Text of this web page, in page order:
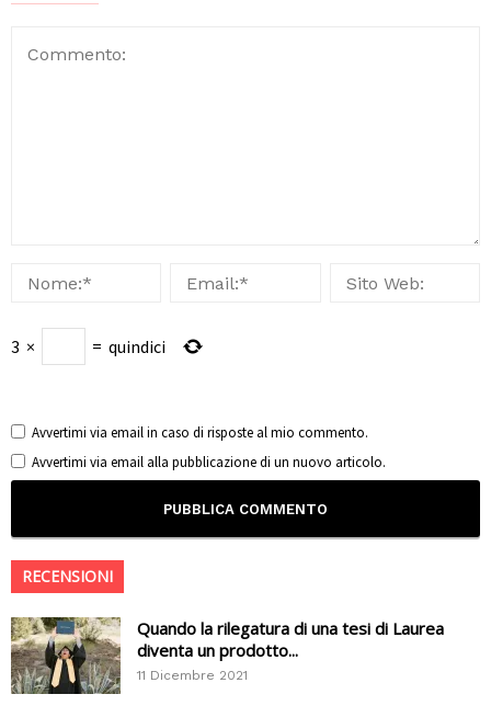
3 × = quindici
Avvertimi via email in caso di risposte al mio commento.
Avvertimi via email alla pubblicazione di un nuovo articolo.
RECENSIONI
Quando la rilegatura di una tesi di Laurea
diventa un prodotto...
11 Dicembre 2021